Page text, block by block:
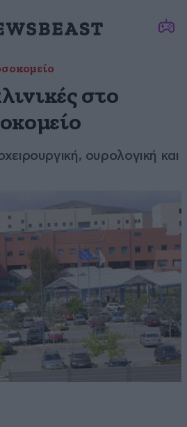
στο
ουρολογική και